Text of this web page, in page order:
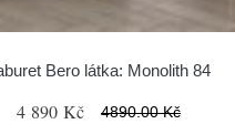
Bero látka: Monolith 84
4 890 Kč 4890.00 Kč